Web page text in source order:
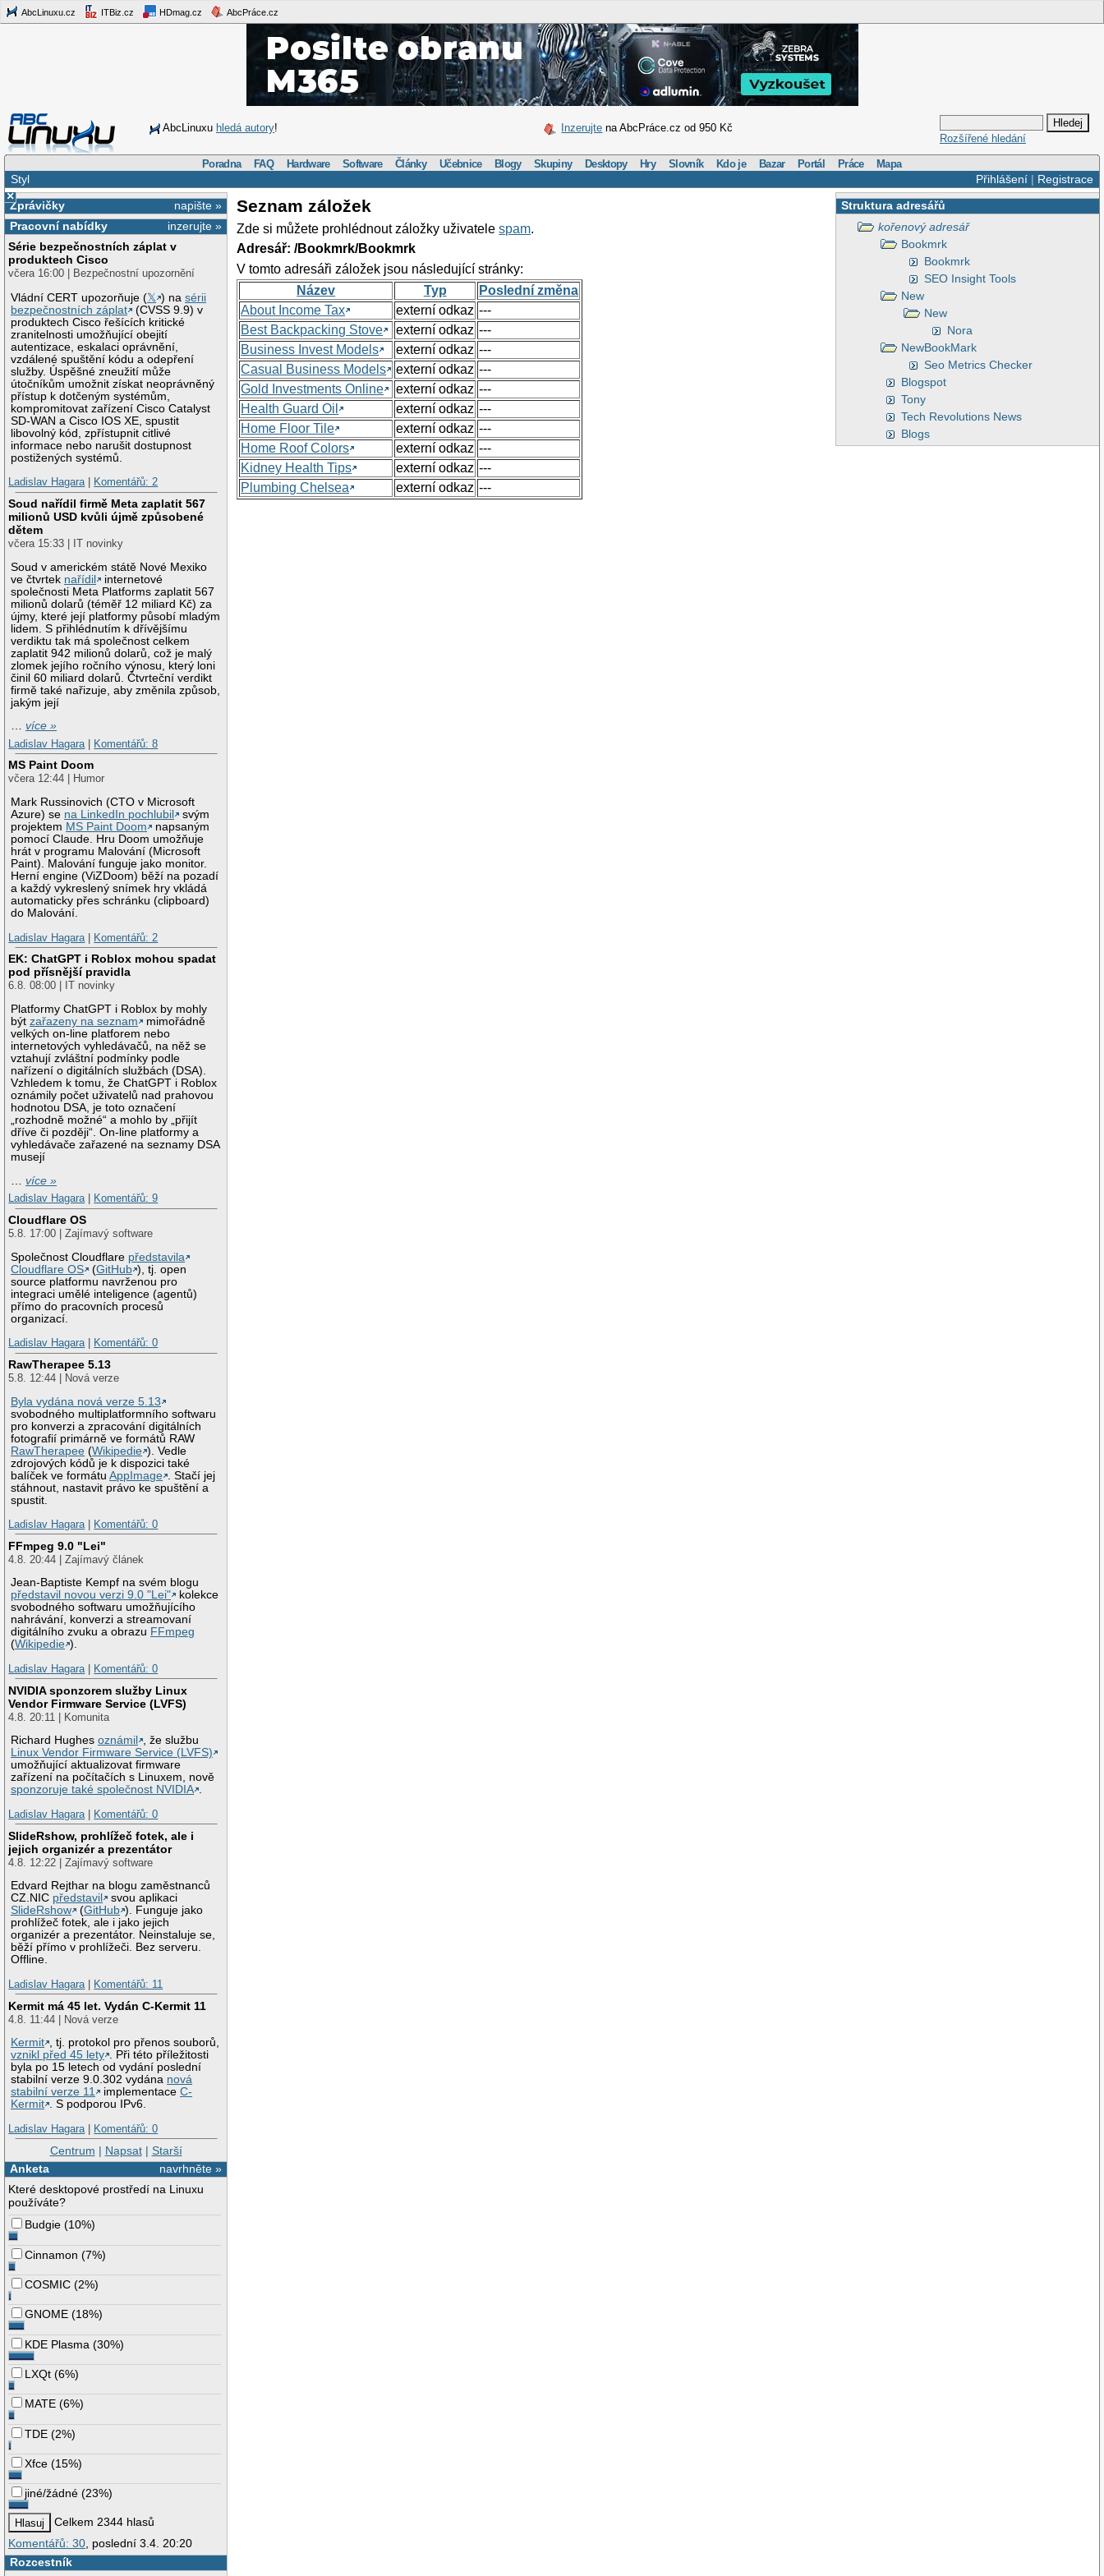
AbcLinuxu.cz ITBiz.cz HDmag.cz AbcPráce.cz
AbcLinuxu hledá autory! Inzerujte na AbcPráce.cz od 950 Kč
Rozšířené hledání
Poradna FAQ Hardware Software Články Učebnice Blogy Skupiny Desktopy Hry Slovník Kdo je Bazar Portál Práce Mapa
Přihlášení| Registrace
Styl
×
napište »
Zprávičky
inzerujte »
Pracovní nabídky
Série bezpečnostních záplat v
produktech Cisco
včera 16:00 | Bezpečnostní upozornění
Vládní CERT upozorňuje (𝕏 ) nasérii
bezpečnostních záplat
(CVSS 9.9) v
produktech Cisco řešících kritické
zranitelnosti umožňující obejití
autentizace, eskalaci oprávnění,
vzdálené spuštění kódu a odepření
služby. Úspěšné zneužití může
útočníkům umožnit získat neoprávněný
přístup k dotčeným systémům,
kompromitovat zařízení Cisco Catalyst
SD-WAN a Cisco IOS XE, spustit
libovolný kód, zpřístupnit citlivé
informace nebo narušit dostupnost
postižených systémů.
Ladislav Hagara| Komentářů: 2
Soud nařídil firmě Meta zaplatit 567
milionů USD kvůli újmě způsobené
dětem
včera 15:33 | IT novinky
Soud v americkém státě Nové Mexiko
ve čtvrtek nařídil
internetové
společnosti Meta Platforms zaplatit 567
milionů dolarů (téměř 12 miliard Kč) za
újmy, které její platformy působí mladým
lidem. S přihlédnutím k dřívějšímu
verdiktu tak má společnost celkem
zaplatit 942 milionů dolarů, což je malý
zlomek jejího ročního výnosu, který loni
činil 60 miliard dolarů. Čtvrteční verdikt
firmě také nařizuje, aby změnila způsob,
jakým její
…více »
Ladislav Hagara
Komentářů: 8
MS Paint Doom
včera 12:44 | Humor
Mark Russinovich (CTO v Microsoft
Azure) se na LinkedIn pochlubil
svým
projektem MS Paint Doom
napsaným
pomocí Claude. Hru Doom umožňuje
hrát v programu Malování (Microsoft
Paint). Malování funguje jako monitor.
Herní engine (ViZDoom) běží na pozadí
a každý vykreslený snímek hry vkládá
automaticky přes schránku (clipboard)
do Malování.
Ladislav Hagara
Komentářů: 2
EK: ChatGPT i Roblox mohou spadat
pod přísnější pravidla
6.8. 08:00 | IT novinky
Platformy ChatGPT i Roblox by mohly
býtzařazeny na seznam
mimořádně
velkých on-line platforem nebo
internetových vyhledávačů, na něž se
vztahují zvláštní podmínky podle
nařízení o digitálních službách (DSA).
Vzhledem k tomu, že ChatGPT i Roblox
oznámily počet uživatelů nad prahovou
hodnotou DSA, je toto označení
„rozhodně možné“ a mohlo by „přijít
dříve či později“. On-line platformy a
vyhledávače zařazené na seznamy DSA
musejí
…více »
Ladislav Hagara| Komentářů: 9
Cloudflare OS
5.8. 17:00 | Zajímavý software
Společnost Cloudflare představila
Cloudflare OS
(GitHub ), tj. open
source platformu navrženou pro
integraci umělé inteligence (agentů)
přímo do pracovních procesů
organizací.
Ladislav Hagara| Komentářů: 0
RawTherapee 5.13
5.8. 12:44 | Nová verze
Byla vydána nová verze 5.13
svobodného multiplatformního softwaru
pro konverzi a zpracování digitálních
fotografií primárně ve formátů RAW
RawTherapee (Wikipedie ). Vedle
zdrojových kódů je k dispozici také
balíček ve formátuAppImage
. Stačí jej
stáhnout, nastavit právo ke spuštění a
spustit.
Ladislav Hagara| Komentářů: 0
FFmpeg 9.0 "Lei"
4.8. 20:44 | Zajímavý článek
Jean-Baptiste Kempf na svém blogu
představil novou verzi 9.0 "Lei"
kolekce
svobodného softwaru umožňujícího
nahrávání, konverzi a streamovaní
digitálního zvuku a obrazu FFmpeg
(Wikipedie ).
Ladislav Hagara| Komentářů: 0
NVIDIA sponzorem služby Linux
Vendor Firmware Service (LVFS)
4.8. 20:11 | Komunita
Richard Hughesoznámil
, že službu
Linux Vendor Firmware Service (LVFS)
umožňující aktualizovat firmware
zařízení na počítačích s Linuxem, nově
sponzoruje také společnost NVIDIA .
Ladislav Hagara| Komentářů: 0
SlideRshow, prohlížeč fotek, ale i
jejich organizér a prezentátor
4.8. 12:22 | Zajímavý software
Edvard Rejthar na blogu zaměstnanců
CZ.NIC představil
svou aplikaci
SlideRshow
(GitHub ). Funguje jako
prohlížeč fotek, ale i jako jejich
organizér a prezentátor. Neinstaluje se,
běží přímo v prohlížeči. Bez serveru.
Offline.
Ladislav Hagara| Komentářů: 11
Kermit má 45 let. Vydán C-Kermit 11
4.8. 11:44 | Nová verze
Kermit , tj. protokol pro přenos souborů,
vznikl před 45 lety . Při této příležitosti
byla po 15 letech od vydání poslední
stabilní verze 9.0.302 vydána nová
stabilní verze 11
implementaceC-
Kermit . S podporou IPv6.
Ladislav Hagara| Komentářů: 0
Centrum | Napsat| Starší
navrhněte »
Anketa
Které desktopové prostředí na Linuxu
používáte?
Budgie (10%)
Cinnamon (7%)
COSMIC (2%)
GNOME (18%)
KDE Plasma (30%)
LXQt (6%)
MATE (6%)
TDE (2%)
Xfce (15%)
jiné/žádné (23%)
Celkem 2344 hlasů
Komentářů: 30 , poslední 3.4. 20:20
Rozcestník
Struktura adresářů
kořenový adresář
Bookmrk
Bookmrk
SEO Insight Tools
New
New
Nora
NewBookMark
Seo Metrics Checker
Blogspot
Tony
Tech Revolutions News
Blogs
Seznam záložek
Zde si můžete prohlédnout záložky uživatelespam.
Adresář: /Bookmrk/Bookmrk
V tomto adresáři záložek jsou následující stránky:
Název
Typ
Poslední změna
About Income Tax
externí odkaz ---
Best Backpacking Stove
externí odkaz ---
Business Invest Models
externí odkaz ---
Casual Business Models
externí odkaz ---
Gold Investments Online
externí odkaz ---
Health Guard Oil
externí odkaz ---
Home Floor Tile
externí odkaz ---
Home Roof Colors
externí odkaz ---
Kidney Health Tips
externí odkaz ---
Plumbing Chelsea
externí odkaz ---